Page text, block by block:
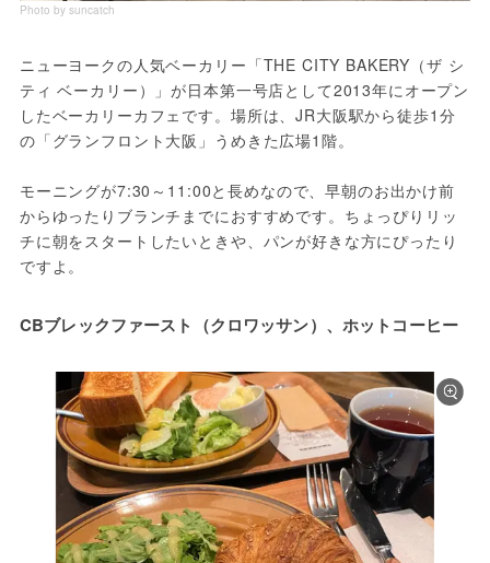
Photo by suncatch
ニューヨークの人気ベーカリー「THE CITY BAKERY（ザ シ
ティ ベーカリー）」が日本第一号店として2013年にオープン
したベーカリーカフェです。場所は、JR大阪駅から徒歩1分
の「グランフロント大阪」うめきた広場1階。
モーニングが7:30～11:00と長めなので、早朝のお出かけ前
からゆったりブランチまでにおすすめです。ちょっぴりリッ
チに朝をスタートしたいときや、パンが好きな方にぴったり
ですよ。
CBブレックファースト（クロワッサン）、ホットコーヒー